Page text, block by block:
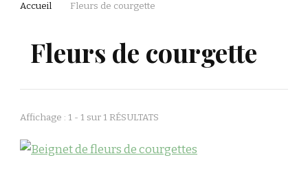
Accueil Fleurs de courgette
Fleurs de courgette
Affichage : 1 - 1 sur 1 RÉSULTATS